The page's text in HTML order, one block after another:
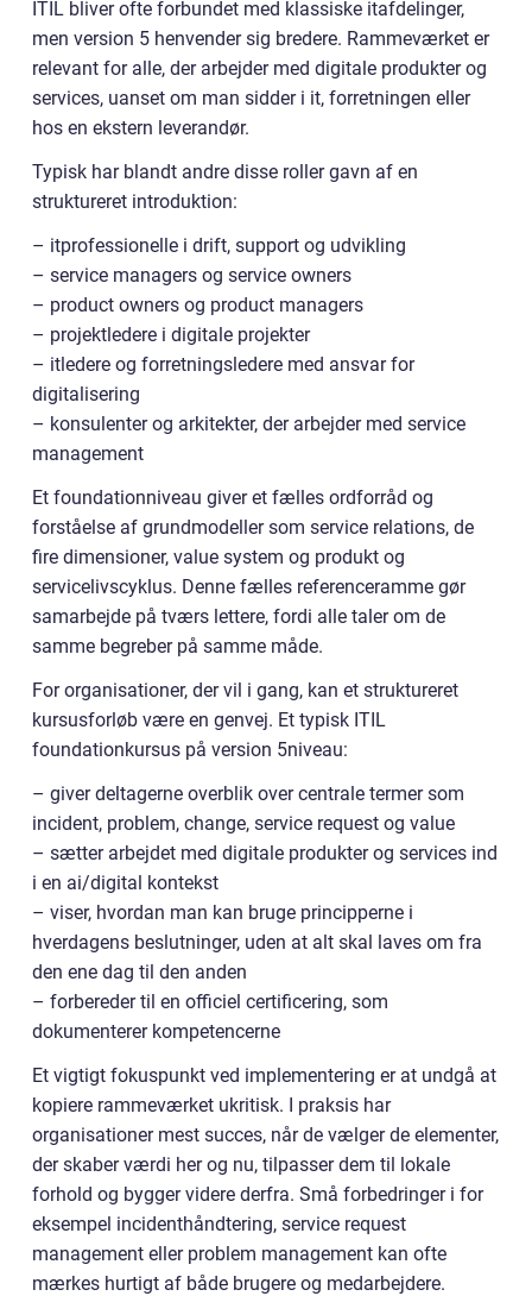
ITIL bliver ofte forbundet med klassiske itafdelinger,
men version 5 henvender sig bredere. Rammeværket er
relevant for alle, der arbejder med digitale produkter og
services, uanset om man sidder i it, forretningen eller
hos en ekstern leverandør.
Typisk har blandt andre disse roller gavn af en
struktureret introduktion:
– itprofessionelle i drift, support og udvikling
– service managers og service owners
– product owners og product managers
– projektledere i digitale projekter
– itledere og forretningsledere med ansvar for
digitalisering
– konsulenter og arkitekter, der arbejder med service
management
Et foundationniveau giver et fælles ordforråd og
forståelse af grundmodeller som service relations, de
fire dimensioner, value system og produkt og
servicelivscyklus. Denne fælles referenceramme gør
samarbejde på tværs lettere, fordi alle taler om de
samme begreber på samme måde.
For organisationer, der vil i gang, kan et struktureret
kursusforløb være en genvej. Et typisk ITIL
foundationkursus på version 5niveau:
– giver deltagerne overblik over centrale termer som
incident, problem, change, service request og value
– sætter arbejdet med digitale produkter og services ind
i en ai/digital kontekst
– viser, hvordan man kan bruge principperne i
hverdagens beslutninger, uden at alt skal laves om fra
den ene dag til den anden
– forbereder til en officiel certificering, som
dokumenterer kompetencerne
Et vigtigt fokuspunkt ved implementering er at undgå at
kopiere rammeværket ukritisk. I praksis har
organisationer mest succes, når de vælger de elementer,
der skaber værdi her og nu, tilpasser dem til lokale
forhold og bygger videre derfra. Små forbedringer i for
eksempel incidenthåndtering, service request
management eller problem management kan ofte
mærkes hurtigt af både brugere og medarbejdere.